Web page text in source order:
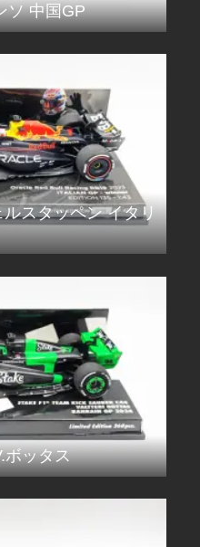
ソ 中国GP
スタッペン イタリ
ボッタス